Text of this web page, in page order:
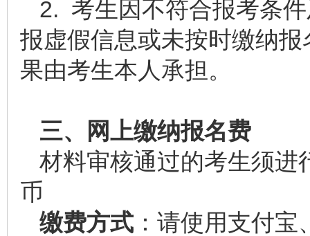
2. 考生因不符合报考条
报虚假信息或未按时缴纳
果由考生本人承担。
三、网上缴纳报名费
材料审核通过的考生须
币
缴费方式 ：请使用支付